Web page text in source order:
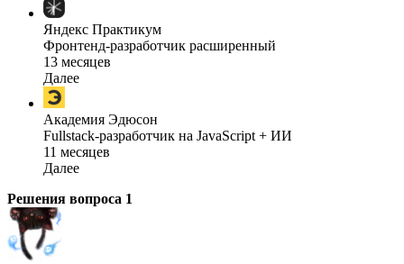
Яндекс Практикум
Фронтенд-разработчик расширенный
13 месяцев
Далее
Академия Эдюсон
Fullstack-разработчик на JavaScript + ИИ
11 месяцев
Далее
Решения вопроса 1